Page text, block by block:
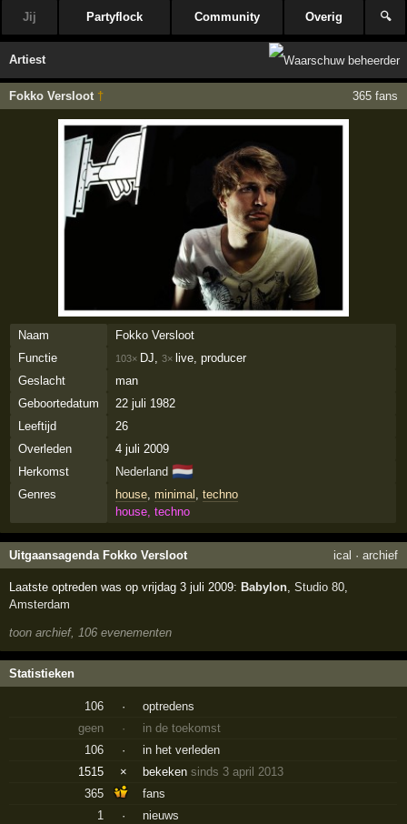
Jij Partyflock Community Overig 🔍
Artiest
Fokko Versloot † 365 fans
Naam
Fokko Versloot
Functie
103× DJ, 3× live, producer
Geslacht
man
Geboortedatum
22 juli 1982
Leeftijd
26
Overleden
4 juli 2009
Herkomst
Nederland 🇳🇱
Genres house, minimal techno
house, techno
Uitgaansagenda Fokko Versloot ical · archief
Laatste optreden was op vrijdag 3 juli 2009:Babylon ,Studio 80
Amsterdam
toon archief, 106 evenementen
Statistieken
106 ·
optredens
geen
·
in de toekomst
106
·
in het verleden
1515
× bekekensinds 3 april 2013
365
fans
1
·
nieuws